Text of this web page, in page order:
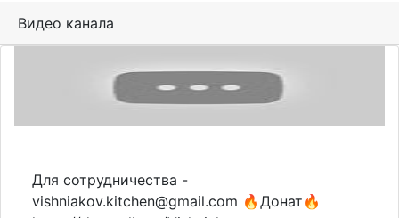
Видео канала
Для сотрудничества -
vishniakov.kitchen@gmail.com 🔥Донат🔥